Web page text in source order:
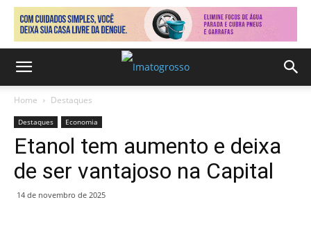
Home Destaques
Destaques Economia
Etanol tem aumento e deixa
de ser vantajoso na Capital
14 de novembro de 2025